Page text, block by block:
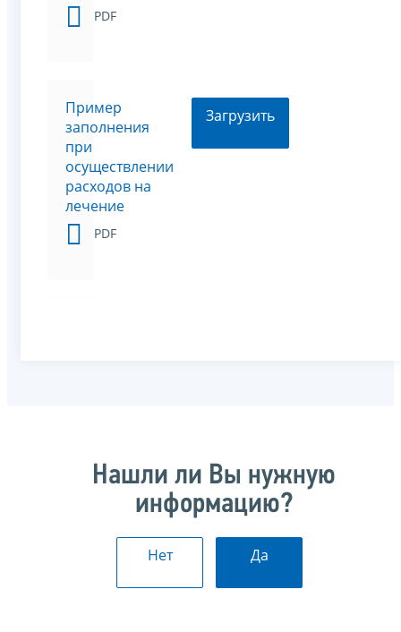
PDF
Пример
заполнения
при
осуществлении
расходов на
лечение
PDF
Загрузить
Нашли ли Вы нужную
информацию?
Нет Да